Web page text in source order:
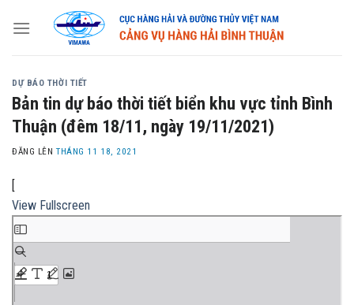
DỰ BÁO THỜI TIẾT
Bản tin dự báo thời tiết biển khu vực tỉnh Bình
Thuận (đêm 18/11, ngày 19/11/2021)
ĐĂNG LÊNTHÁNG 11 18, 2021
[
View Fullscreen